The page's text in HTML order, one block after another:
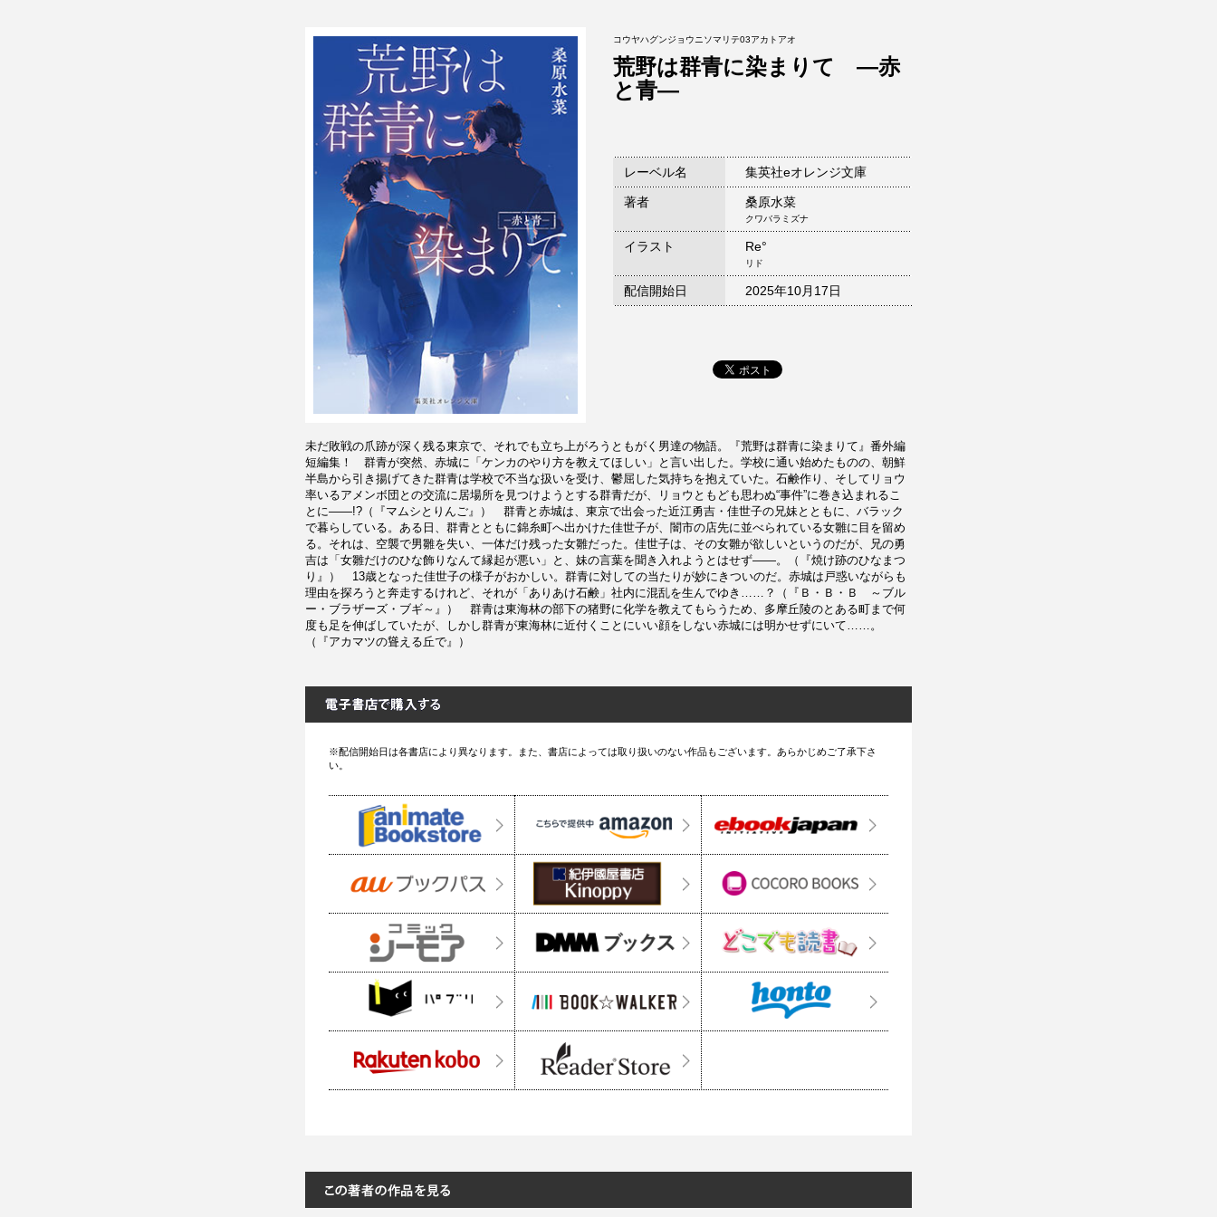
コウヤハグンジョウニソマリテ03アカトアオ
荒野は群青に染まりて ―赤
と青―
レーベル名 集英社eオレンジ文庫
著者 桑原水菜
クワバラミズナ
イラスト Re°
リド
配信開始日 2025年10月17日
未だ敗戦の爪跡が深く残る東京で、それでも立ち上がろうともがく男達の物語。『荒野は群青に染まりて』番外編
短編集！ 群青が突然、赤城に「ケンカのやり方を教えてほしい」と言い出した。学校に通い始めたものの、朝鮮
半島から引き揚げてきた群青は学校で不当な扱いを受け、鬱屈した気持ちを抱えていた。石鹸作り、そしてリョウ
率いるアメンボ団との交流に居場所を見つけようとする群青だが、リョウともども思わぬ“事件”に巻き込まれるこ
とに――!?（『マムシとりんご』） 群青と赤城は、東京で出会った近江勇吉・佳世子の兄妹とともに、バラック
で暮らしている。ある日、群青とともに錦糸町へ出かけた佳世子が、闇市の店先に並べられている女雛に目を留め
る。それは、空襲で男雛を失い、一体だけ残った女雛だった。佳世子は、その女雛が欲しいというのだが、兄の勇
吉は「女雛だけのひな飾りなんて縁起が悪い」と、妹の言葉を聞き入れようとはせず――。（『焼け跡のひなまつ
り』） 13歳となった佳世子の様子がおかしい。群青に対しての当たりが妙にきついのだ。赤城は戸惑いながらも
理由を探ろうと奔走するけれど、それが「ありあけ石鹸」社内に混乱を生んでゆき……？（『Ｂ・Ｂ・Ｂ ～ブル
ー・ブラザーズ・ブギ～』） 群青は東海林の部下の猪野に化学を教えてもらうため、多摩丘陵のとある町まで何
度も足を伸ばしていたが、しかし群青が東海林に近付くことにいい顔をしない赤城には明かせずにいて……。
（『アカマツの聳える丘で』）
※配信開始日は各書店により異なります。また、書店によっては取り扱いのない作品もございます。あらかじめご了承下さ
い。